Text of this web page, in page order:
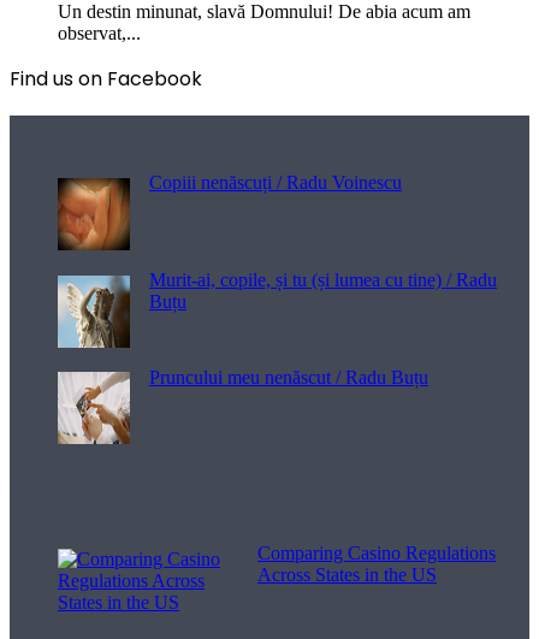
Un destin minunat, slavă Domnului! De abia acum am
observat,...
Find us on Facebook
Copiii nenăscuți / Radu Voinescu
Murit-ai, copile, și tu (și lumea cu tine) / Radu
Buțu
Pruncului meu nenăscut / Radu Buțu
Comparing Casino Regulations
Across States in the US